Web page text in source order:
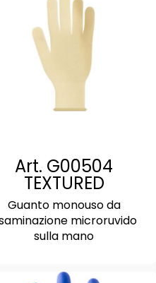
Art. G00504
TEXTURED
Guanto monouso da
microruvido
sulla mano